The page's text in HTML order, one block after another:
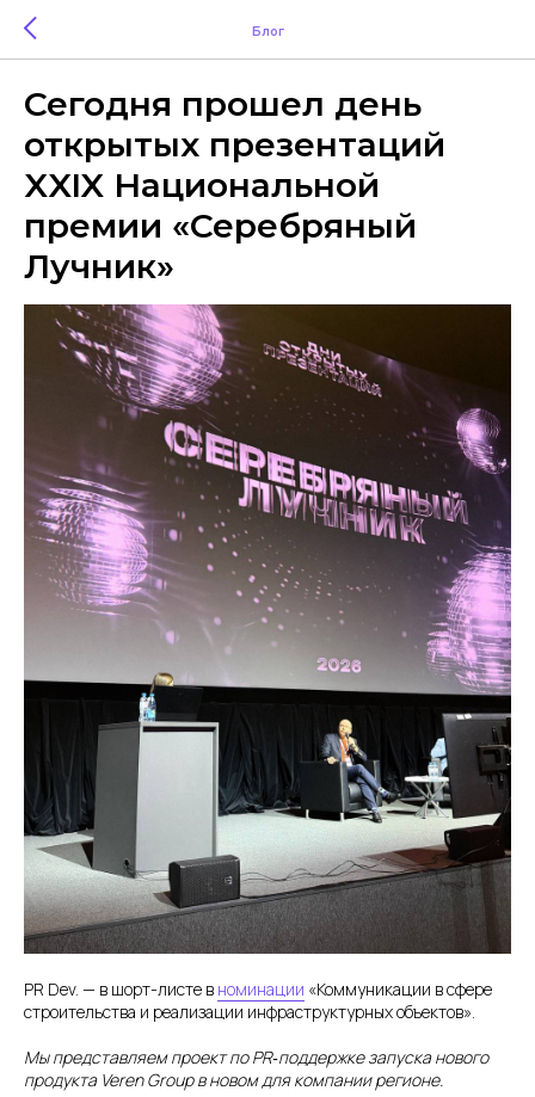
Блог
Сегодня прошел день
открытых презентаций
XXIX Национальной
премии «Серебряный
Лучник»
PR Dev. — в шорт-листе в номинации «Коммуникации в сфере
строительства и реализации инфраструктурных объектов».
Мы представляем проект по PR‑поддержке запуска нового
продукта Veren Group в новом для компании регионе.